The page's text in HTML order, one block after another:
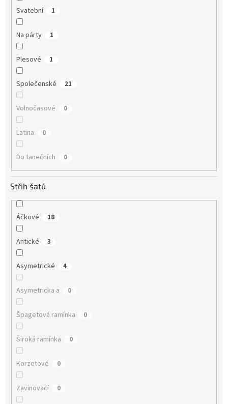
Svatební 1
Na párty 1
Plesové 1
Společenské 21
Volnočasové 0
Latina 0
Do tanečních 0
Střih šatů
Áčkové 18
Antické 3
Asymetrické 4
Asymetricka a 0
Špagetová ramínka 0
Široká ramínka 0
Korzetové 0
Zavinovací 0